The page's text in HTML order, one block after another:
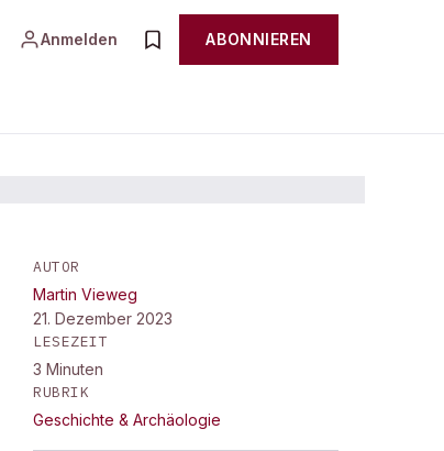
Anmelden ABONNIEREN
AUTOR
Martin Vieweg
21. Dezember 2023
LESEZEIT
3 Minuten
RUBRIK
Geschichte & Archäologie